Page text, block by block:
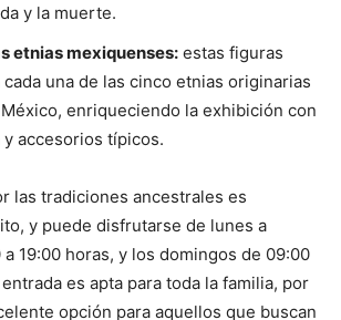
y la muerte.
etnias mexiquenses: estas figuras
una de las cinco etnias originarias
enriqueciendo la exhibición con
accesorios típicos.
las tradiciones ancestrales es
y puede disfrutarse de lunes a
a 19:00 horas, y los domingos de 09:00
es apta para toda la familia, por
opción para aquellos que buscan